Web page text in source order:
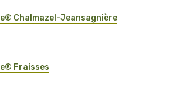
Chalmazel-Jeansagnière
Fraisses